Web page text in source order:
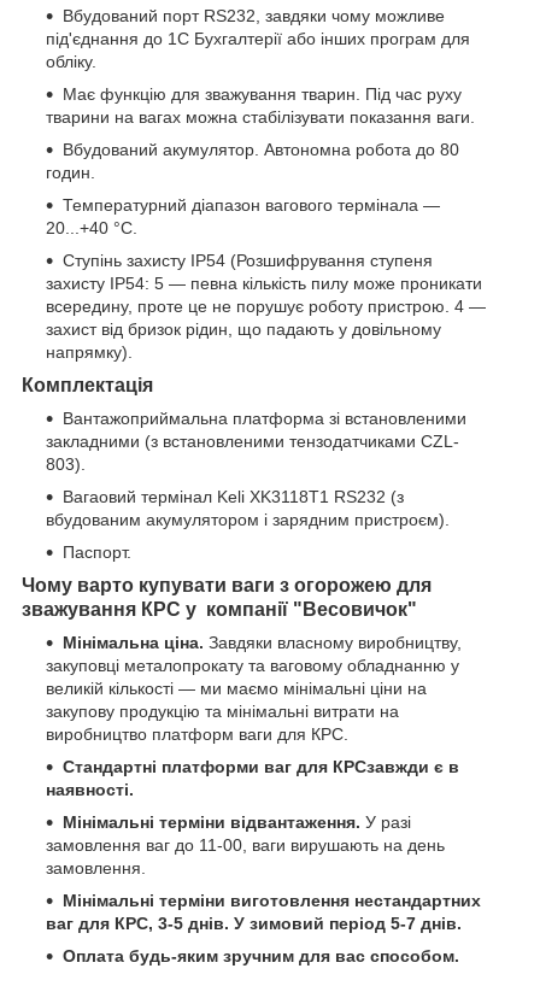
Вбудований порт RS232, завдяки чому можливе
під'єднання до 1С Бухгалтерії або інших програм для
обліку.
Має функцію для зважування тварин. Під час руху
тварини на вагах можна стабілізувати показання ваги.
Вбудований акумулятор. Автономна робота до 80
годин.
Температурний діапазон вагового термінала —
20...+40 °C.
Ступінь захисту IP54 (Розшифрування ступеня
захисту IP54: 5 — певна кількість пилу може проникати
всередину, проте це не порушує роботу пристрою. 4 —
захист від бризок рідин, що падають у довільному
напрямку).
Комплектація
Вантажоприймальна платформа зі встановленими
закладними (з встановленими тензодатчиками CZL-
803).
Вагаовий термінал Keli XK3118Т1 RS232 (з
вбудованим акумулятором і зарядним пристроєм).
Паспорт.
Чому варто купувати ваги з огорожею для
зважування КРС у компанії "Весовичок"
Мінімальна ціна. Завдяки власному виробництву,
закуповці металопрокату та ваговому обладнанню у
великій кількості — ми маємо мінімальні ціни на
закупову продукцію та мінімальні витрати на
виробництво платформ ваги для КРС.
Стандартні платформи ваг для КРСзавжди є в
наявності.
Мінімальні терміни відвантаження. У разі
замовлення ваг до 11-00, ваги вирушають на день
замовлення.
Мінімальні терміни виготовлення нестандартних
ваг для КРС, 3-5 днів. У зимовий період 5-7 днів.
Оплата будь-яким зручним для вас способом.